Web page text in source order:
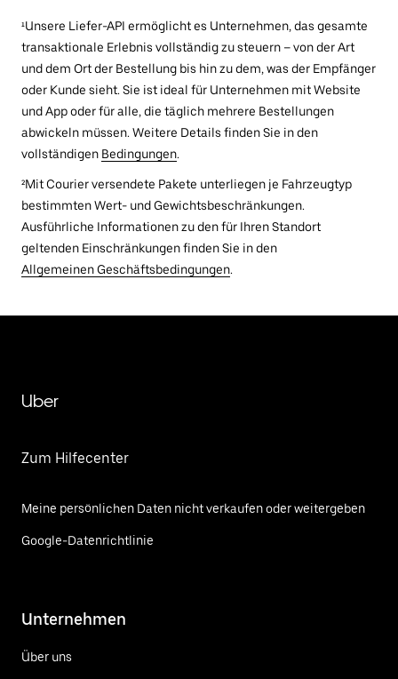
¹Unsere Liefer-API ermöglicht es Unternehmen, das gesamte
transaktionale Erlebnis vollständig zu steuern – von der Art
und dem Ort der Bestellung bis hin zu dem, was der Empfänger
oder Kunde sieht. Sie ist ideal für Unternehmen mit Website
und App oder für alle, die täglich mehrere Bestellungen
abwickeln müssen. Weitere Details finden Sie in den
vollständigen Bedingungen.
²Mit Courier versendete Pakete unterliegen je Fahrzeugtyp
bestimmten Wert- und Gewichtsbeschränkungen.
Ausführliche Informationen zu den für Ihren Standort
geltenden Einschränkungen finden Sie in den
Allgemeinen Geschäftsbedingungen.
Uber
Zum Hilfecenter
Meine persönlichen Daten nicht verkaufen oder weitergeben
Google-Datenrichtlinie
Unternehmen
Über uns